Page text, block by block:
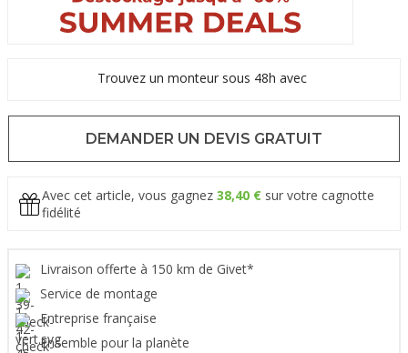
Trouvez un monteur sous 48h avec
DEMANDER UN DEVIS GRATUIT
Avec cet article, vous gagnez 38,40 € sur votre cagnotte
fidélité
Livraison offerte à 150 km de Givet*
Service de montage
Entreprise française
Ensemble pour la planète